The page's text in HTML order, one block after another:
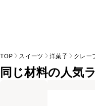
TOP スイーツ 洋菓子 クレー
同じ材料の人気